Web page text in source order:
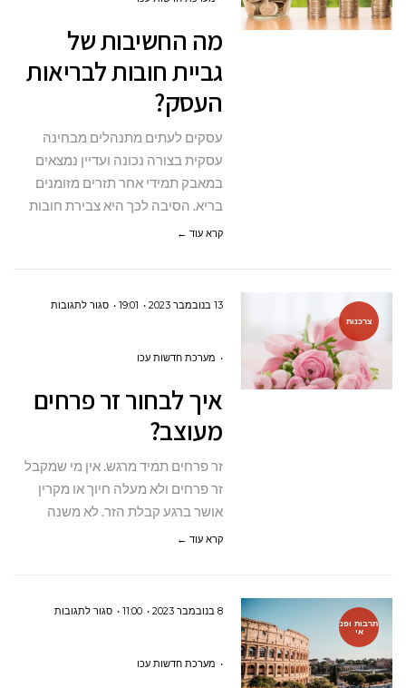
חובות
מה החשיבות של
גביית חובות לבריאות
העסק?
עסקים לעתים מתנהלים מבחינה
עסקית בצורה נכונה ועדיין נמצאים
במאבק תמידי אחר תזרים מזומנים
בריא. הסיבה לכך היא צבירת חובות
קרא עוד ←
צרכנות
13 בנובמבר 2023 19:01 סגור לתגובותעל
מעוצב?
מערכת חדשות עכו
איך לבחור זר פרחים
מעוצב?
זר פרחים תמיד מרגש. אין מי שמקבל
זר פרחים ולא מעלה חיוך או מקרין
אושר ברגע קבלת הזר. לא משנה
קרא עוד ←
תרבות ופנ
אי
8 בנובמבר 2023 11:00 סגור לתגובותעל
מערכת חדשות עכו